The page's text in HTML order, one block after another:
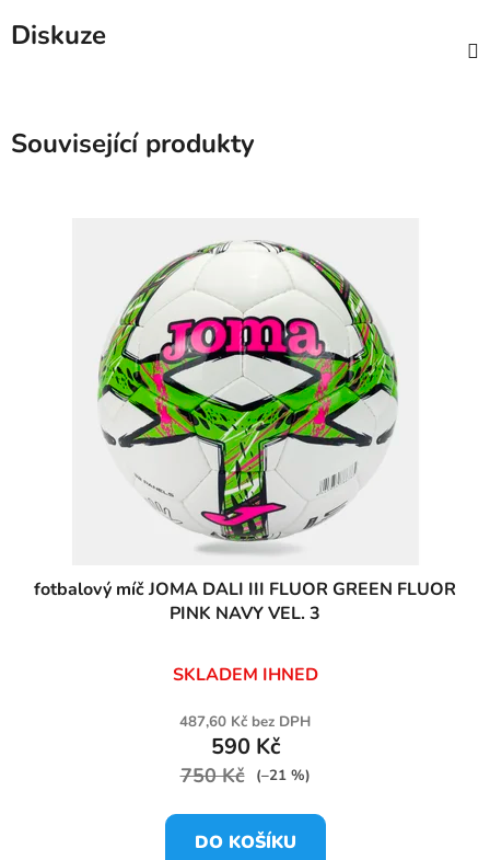
Diskuze
Související produkty
fotbalový míč JOMA DALI III FLUOR GREEN FLUOR
PINK NAVY VEL. 3
SKLADEM IHNED
487,60 Kč bez DPH
590 Kč
750 Kč (–21 %)
DO KOŠÍKU